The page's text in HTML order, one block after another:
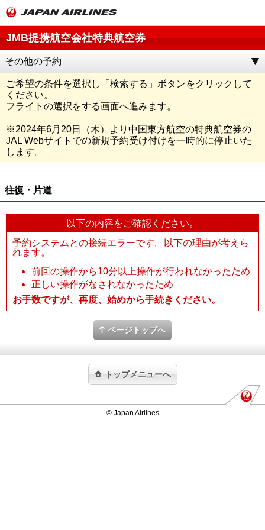
JMB提携航空会社特典航空券
その他の予約
ご希望の条件を選択し「 検索する 」ボタンをクリックして
ください。
フライトの選択をする画面へ進みます。
※2024年6月20日（木）より中国東方航空の特典航空券の
JAL Webサイトでの新規予約受け付けを一時的に停止いた
します。
往復・片道
以下の内容をご確認ください。
予約システムとの接続エラーです。以下の理由が考えら
れます。
前回の操作から10分以上操作が行われなかったため
正しい操作がなされなかったため
お手数ですが、再度、始めから手続きください。
ページトップへ
トップメニューへ
© Japan Airlines